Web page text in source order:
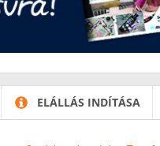
ELÁLLÁS INDÍTÁSA